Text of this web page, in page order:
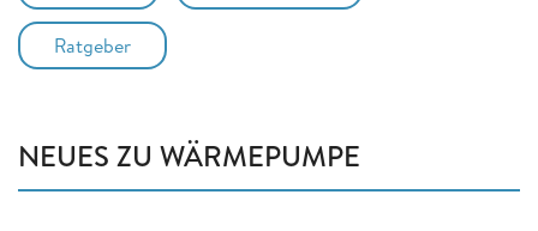
Ratgeber
NEUES ZU WÄRMEPUMPE